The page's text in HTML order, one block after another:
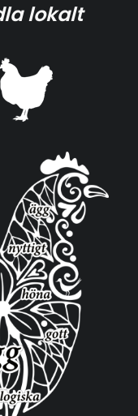
lokalt